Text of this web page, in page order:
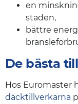
en
staden,
bättre
De bästa
Hos Euromaster
däcktillverkarna